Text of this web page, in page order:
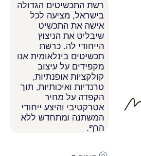
רשת התכשיטים הגדולה
בישראל, מציעה לכל
אישה את התכשיט
שיבליט את הניצוץ
הייחודי לה. כרשת
תכשיטים בינלאומית אנו
מקפידים על עיצוב
קולקציות אופנתיות,
טרנדיות ואיכותיות, תוך
הקפדה על מחיר
אטרקטיבי והיצע ייחודי
המשתנה ומתחדש ללא
הרף.